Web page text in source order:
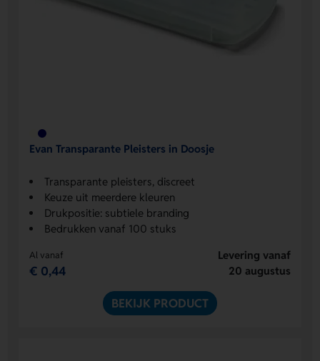
Evan Transparante Pleisters in Doosje
Transparante pleisters, discreet
Keuze uit meerdere kleuren
Drukpositie: subtiele branding
Bedrukken vanaf 100 stuks
Al vanaf
€ 0,44
Levering vanaf
20 augustus
BEKIJK PRODUCT